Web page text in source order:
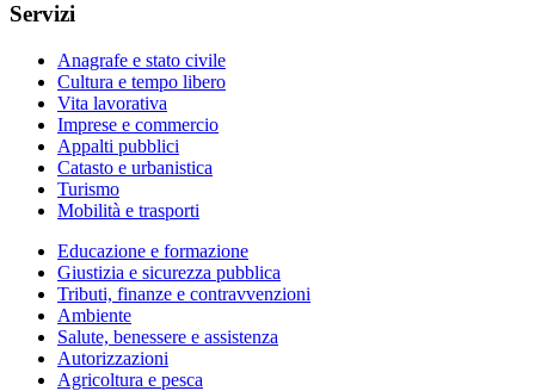
Servizi
Anagrafe e stato civile
Cultura e tempo libero
Vita lavorativa
Imprese e commercio
Appalti pubblici
Catasto e urbanistica
Turismo
Mobilità e trasporti
Educazione e formazione
Giustizia e sicurezza pubblica
Tributi, finanze e contravvenzioni
Ambiente
Salute, benessere e assistenza
Autorizzazioni
Agricoltura e pesca